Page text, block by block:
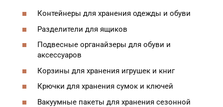
Контейнеры для хранения одежды и обуви
Разделители для ящиков
Подвесные органайзеры для обуви и
аксессуаров
Корзины для хранения игрушек и книг
Крючки для хранения сумок и ключей
Вакуумные пакеты для хранения сезонной